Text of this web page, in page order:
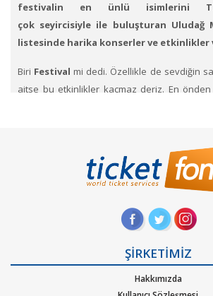
festivalin en ünlü isimlerini
çok seyircisiyle ile buluşturan Uludağ
listesinde harika konserler ve etkinlikler
Biri Festival mi dedi. Özellikle de sevdiğin
aitse bu etkinlikler kaçmaz deriz. En
En çok ilgi gören, en çok
biletlerini Ticketfoni ayrıcalığı ile satın
festivalleri arasında Uludağ Müzik
Ticketfoni üzerinden satın
festival kategorilerine ait etkinliklerin
üzerinden arayıp, dilediğin konserlerin
üzerinden satın alabilirsin.Profil
size ulaştırılacağını ve hangi
ŞİRKETİMİZ
Hakkımızda